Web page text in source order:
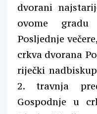
dvorani
ovome gradu
Posljednje
crkva dvorana
riječki
2. travnja
Gospodnje u